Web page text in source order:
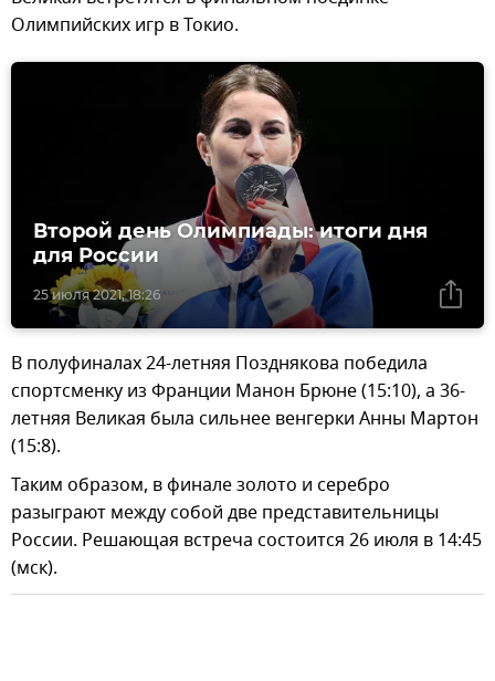
Олимпийских игр в Токио.
25 июля 2021, 18:26
Второй день Олимпиады: итоги дня
для России
В полуфиналах 24-летняя Позднякова победила
спортсменку из Франции Манон Брюне (15:10), а 36-
летняя Великая была сильнее венгерки Анны Мартон
(15:8).
Таким образом, в финале золото и серебро
разыграют между собой две представительницы
России. Решающая встреча состоится 26 июля в 14:45
(мск).